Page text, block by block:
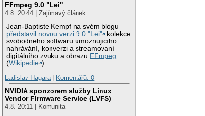
FFmpeg 9.0 "Lei"
4.8. 20:44 | Zajímavý článek
Jean-Baptiste Kempf na svém blogu
představil novou verzi 9.0 "Lei"
kolekce
svobodného softwaru umožňujícího
nahrávání, konverzi a streamovaní
digitálního zvuku a obrazu FFmpeg
(Wikipedie ).
Ladislav Hagara| Komentářů: 0
NVIDIA sponzorem služby Linux
Vendor Firmware Service (LVFS)
4.8. 20:11 | Komunita